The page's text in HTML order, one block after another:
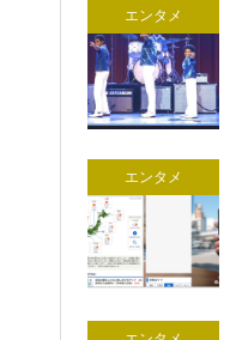
エンタメ
エンタメ